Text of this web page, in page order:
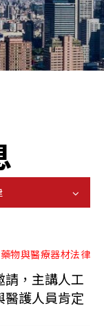
物與醫療器材法律
請，主講人工
醫護人員肯定